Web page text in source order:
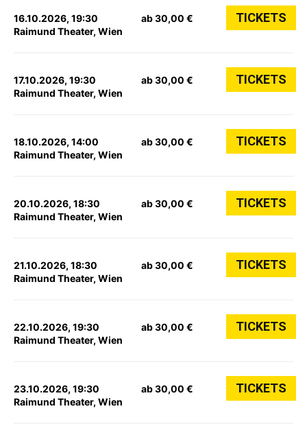
16.10.2026, 19:30
Raimund Theater, Wien
ab 30,00 € TICKETS
17.10.2026, 19:30
Raimund Theater, Wien
ab 30,00 € TICKETS
18.10.2026, 14:00
Raimund Theater, Wien
ab 30,00 € TICKETS
20.10.2026, 18:30
Raimund Theater, Wien
ab 30,00 € TICKETS
21.10.2026, 18:30
Raimund Theater, Wien
ab 30,00 € TICKETS
22.10.2026, 19:30
Raimund Theater, Wien
ab 30,00 € TICKETS
23.10.2026, 19:30
Raimund Theater, Wien
ab 30,00 € TICKETS